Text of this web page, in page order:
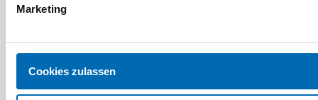
Marketing
Cookies zulassen